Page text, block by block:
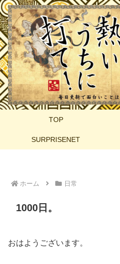
TOP
SURPRISENET
ホーム 日常
1000日。
おはようございます。